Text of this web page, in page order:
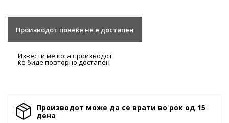
Производот повеќе не е достапен
Извести ме кога производот
ќе биде повторно достапен
Производот може да се врати во рок од 15
денa